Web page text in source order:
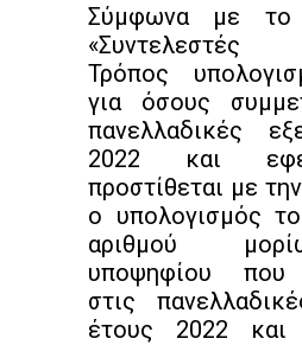
Σύμφωνα με το
«Συντελεστές
Τρόπος
για όσους
πανελλαδικές
2022 και
προστίθεται με
ο υπολογισμός
αριθμού
υποψηφίου που
στις
έτους 2022 και